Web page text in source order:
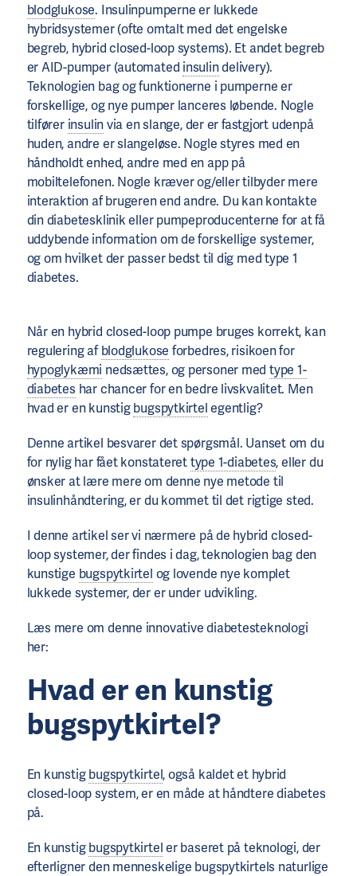
blodglukose. Insulinpumperne er lukkede
hybridsystemer (ofte omtalt med det engelske
begreb, hybrid closed-loop systems). Et andet begreb
er AID-pumper (automated insulindelivery).
Teknologien bag og funktionerne i pumperne er
forskellige, og nye pumper lanceres løbende. Nogle
tilfører insulinvia en slange, der er fastgjort udenpå
huden, andre er slangeløse. Nogle styres med en
håndholdt enhed, andre med en app på
mobiltelefonen. Nogle kræver og/eller tilbyder mere
interaktion af brugeren end andre. Du kan kontakte
din diabetesklinik eller pumpeproducenterne for at få
uddybende information om de forskellige systemer,
og om hvilket der passer bedst til dig med type 1
diabetes.
Når en hybrid closed-loop pumpe bruges korrekt, kan
regulering afblodglukose forbedres, risikoen for
hypoglykæmi nedsættes, og personer medtype 1-
diabetes har chancer for en bedre livskvalitet. Men
hvad er en kunstigbugspytkirtelegentlig?
Denne artikel besvarer det spørgsmål. Uanset om du
for nylig har fået konstaterettype 1-diabetes, eller du
ønsker at lære mere om denne nye metode til
insulinhåndtering, er du kommet til det rigtige sted.
I denne artikel ser vi nærmere på de hybrid closed-
loop systemer, der findes i dag, teknologien bag den
kunstige bugspytkirtel og lovende nye komplet
lukkede systemer, der er under udvikling.
Læs mere om denne innovative diabetesteknologi
her:
Hvad er en kunstig
bugspytkirtel?
En kunstigbugspytkirtel, også kaldet et hybrid
closed-loop system, er en måde at håndtere diabetes
på.
En kunstigbugspytkirteler baseret på teknologi, der
efterligner den menneskelige bugspytkirtels naturlige